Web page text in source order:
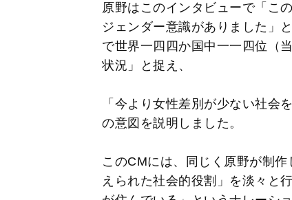
原野はこのインタビューで「こ
ジェンダー意識がありました」
で世界一四四か国中一一四位（
状況」と捉え、
「今より女性差別が少ない社会
の意図を説明しました。
このCMには、同じく原野が制
えられた社会的役割」を淡々と